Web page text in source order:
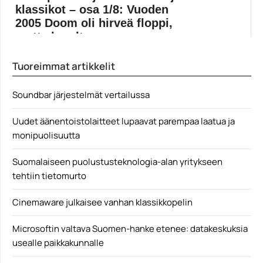
klassikot – osa 1/8: Vuoden
2005 Doom oli hirveä floppi,
mutta lopult...
ja tunnetuinta video-...
Tuoreimmat artikkelit
Soundbar järjestelmät vertailussa
Uudet äänentoistolaitteet lupaavat parempaa laatua ja
monipuolisuutta
Suomalaiseen puolustusteknologia-alan yritykseen
tehtiin tietomurto
Cinemaware julkaisee vanhan klassikkopelin
Microsoftin valtava Suomen-hanke etenee: datakeskuksia
usealle paikkakunnalle